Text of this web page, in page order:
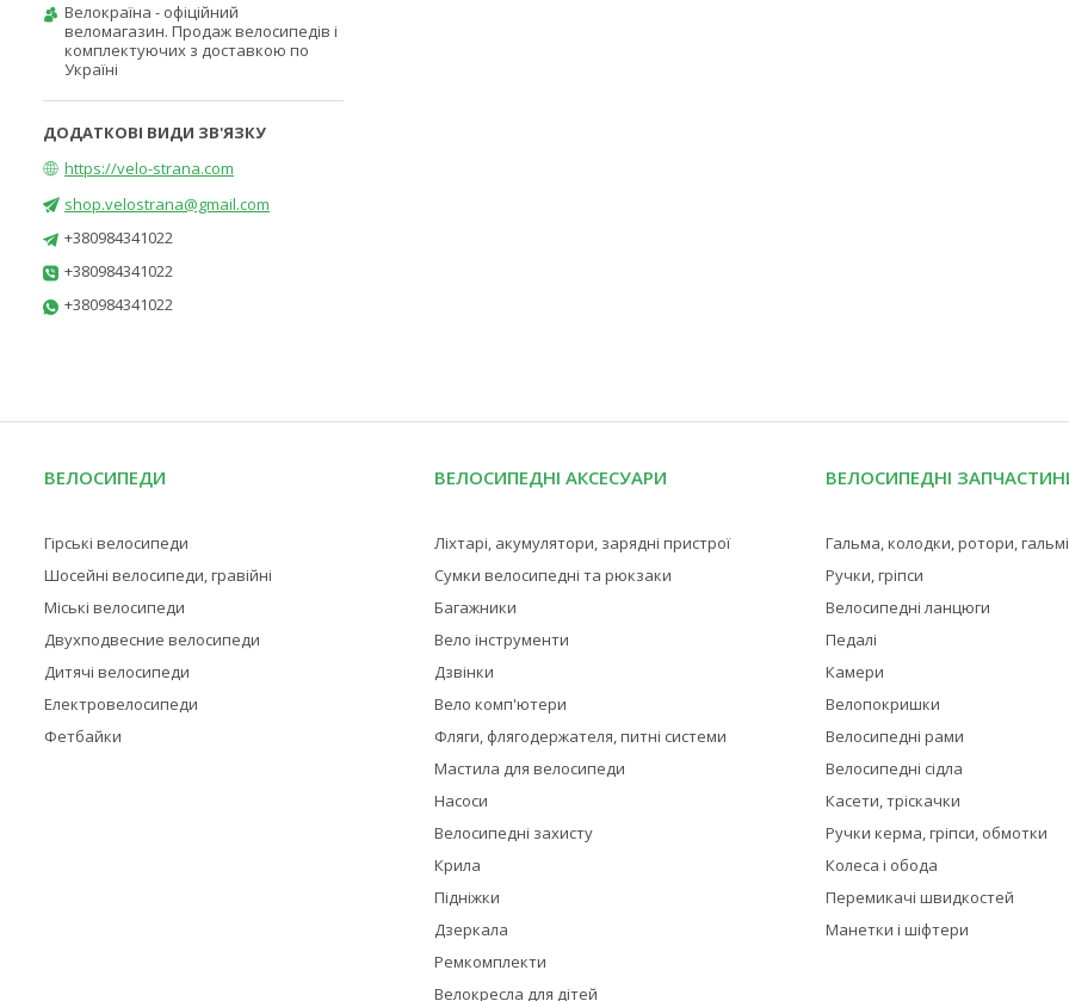
Велокраїна - офіційний
веломагазин. Продаж велосипедів і
комплектуючих з доставкою по
Україні
https://velo-strana.com
shop.velostrana@gmail.com
+380984341022
+380984341022
+380984341022
ВЕЛОСИПЕДИ
Гірські велосипеди
Шосейні велосипеди, гравійні
Міські велосипеди
Двухподвесние велосипеди
Дитячі велосипеди
Електровелосипеди
Фетбайки
ВЕЛОСИПЕДНІ АКСЕСУАРИ
Ліхтарі, акумулятори, зарядні пристрої
Сумки велосипедні та рюкзаки
Багажники
Вело інструменти
Дзвінки
Вело комп'ютери
Фляги, флягодержателя, питні системи
Мастила для велосипеди
Насоси
Велосипедні захисту
Крила
Підніжки
Дзеркала
Ремкомплекти
Велокресла для дітей
ВЕЛОСИПЕДНІ
Гальма, колодки, ротори,
Ручки, гріпси
Велосипедні ланцюги
Педалі
Камери
Велопокришки
Велосипедні рами
Велосипедні сідла
Касети, тріскачки
Ручки керма, гріпси, обмотки
Колеса і обода
Перемикачі швидкостей
Манетки і шіфтери